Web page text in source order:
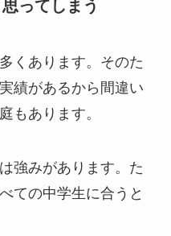
ってしまう
くあります。そのた
績があるから間違い
もあります。
強みがあります。た
ての中学生に合うと